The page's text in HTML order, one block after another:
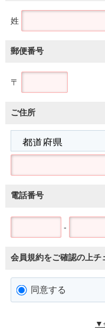
姓
郵便番号
〒
ご住所
電話番号
-
会員規約をご確認の上チ
同意する
▼